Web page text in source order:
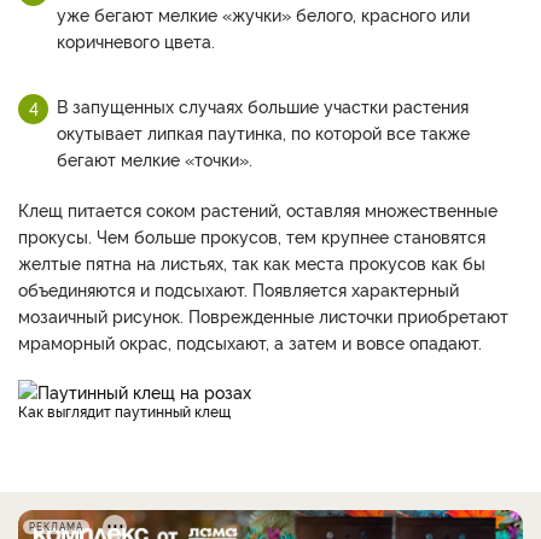
уже бегают мелкие «жучки» белого, красного или
коричневого цвета.
В запущенных случаях большие участки растения
окутывает липкая паутинка, по которой все также
бегают мелкие «точки».
Клещ питается соком растений, оставляя множественные
прокусы. Чем больше прокусов, тем крупнее становятся
желтые пятна на листьях, так как места прокусов как бы
объединяются и подсыхают. Появляется характерный
мозаичный рисунок. Поврежденные листочки приобретают
мраморный окрас, подсыхают, а затем и вовсе опадают.
Как выглядит паутинный клещ
РЕКЛАМА